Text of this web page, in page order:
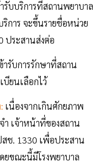
รับบริการที่สถานพยาบาล
การ จะขึ้นรายชื่อหน่วย
ประสานส่งต่อ
ารับการรักษาที่สถาน
ยนเลือกไว้
เนื่องจากเกินศักยภาพ
เจ้าหน้าที่ของสถาน
ช. 1330 เพื่อประสาน
ยขณะนี้มีโรงพยาบาล